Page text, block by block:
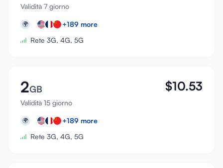
Validità 7 giorno
🌍 +189 more
Rete 3G, 4G, 5G
2GB
Validità 15 giorno
$10.53
🌍 +189 more
Rete 3G, 4G, 5G